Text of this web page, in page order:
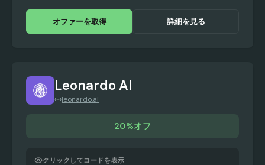
オファーを取得 詳細を見る
Leonardo AI
leonardo.ai
20%オフ
クリックしてコードを表示